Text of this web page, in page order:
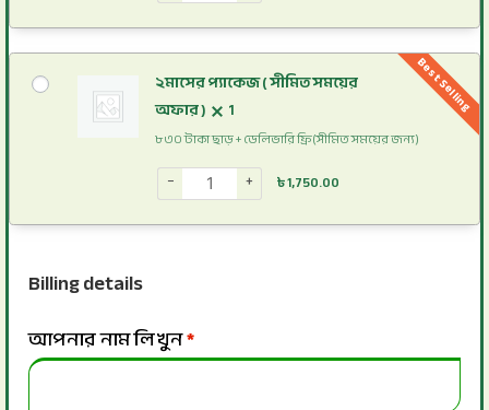
Best Selling
২মাসের প্যাকেজ ( সীমিত সময়ের
অফার )
1
৮৩০ টাকা ছাড় + ডেলিভারি ফ্রি(সীমিত সময়ের জন্য)
− + ৳1,750.00
Billing details
আপনার নাম লিখুন*